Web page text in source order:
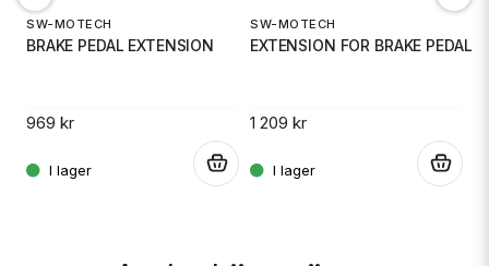
Ja, ni får publicera min fråga
Skicka fråga
SW-MOTECH
BRAKE PEDAL EXTENSION
969 kr
SW-MOTECH
EXTENSION FOR BRAKE PEDAL
1 209 kr